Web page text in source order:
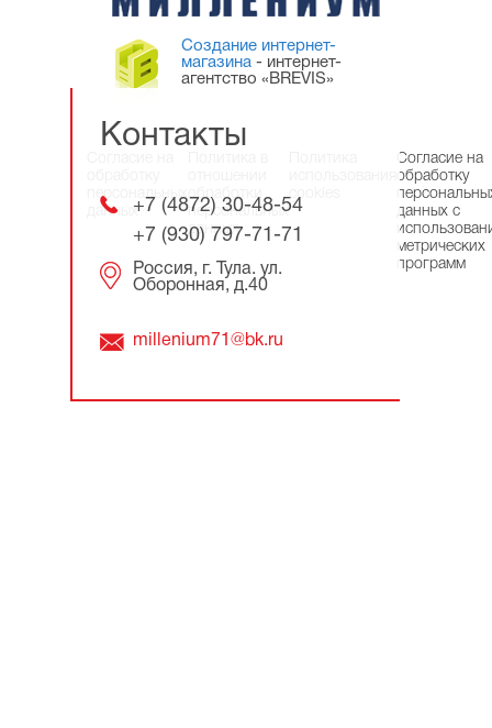
Контакты
+7 (4872) 30-48-54
+7 (930) 797-71-71
Россия, г. Тула. ул.
Оборонная, д.40
millenium71@bk.ru
Создание интернет-
магазина - интернет-
агентство «BREVIS»
персональных
данных
обработки
персональных
данных
cookies
Согласие на
обработку
данных с
метрических
программ